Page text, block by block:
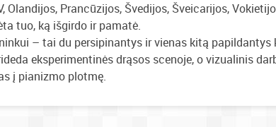
Olandijos, Prancūzijos, Švedijos, Šveicarijos,
tuo, ką išgirdo ir pamatė.
– tai du persipinantys ir vienas kitą
eksperimentinės drąsos scenoje, o vizualinis
į pianizmo plotmę.